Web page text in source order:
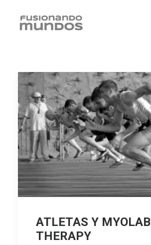
SEARCH
CART
ATLETAS Y MYOLAB
THERAPY